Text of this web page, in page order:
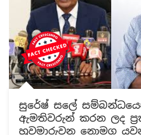
සුරේෂ් සලේ
ඇමතිවරුන් කරන ලද
හුවමාරුවන නොමග